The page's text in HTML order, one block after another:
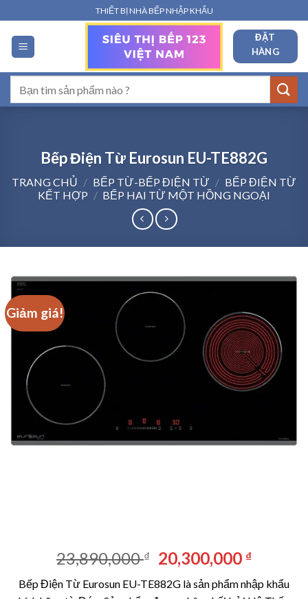
qua
nội
dung
THIẾT BỊ NHÀ BẾP NHẬP KHẨU
ĐẶT
HÀNG
kiếm:
Bếp Điện Từ Eurosun EU-TE882G
TRANG CHỦ / BẾP TỪ-BẾP ĐIỆN TỪ / BẾP ĐIỆN TỪ
KẾT HỢP / BẾP HAI TỪ MỘT HỒNG NGOẠI
Giảm giá!
23,890,000₫
Giá
gốc
là:
20,300,000 ₫Giá
tại
Bếp Điện Từ Eurosun EU-TE882G là sản phẩm nhập khẩu